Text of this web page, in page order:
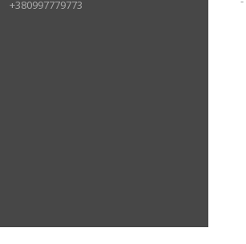
+380997779773